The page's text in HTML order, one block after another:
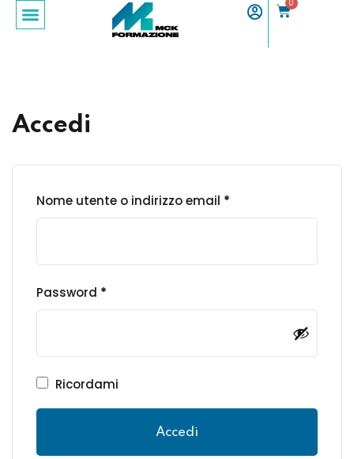
0
Accedi
Nome utente o indirizzo email *
Password *
Ricordami
Accedi
Sign in